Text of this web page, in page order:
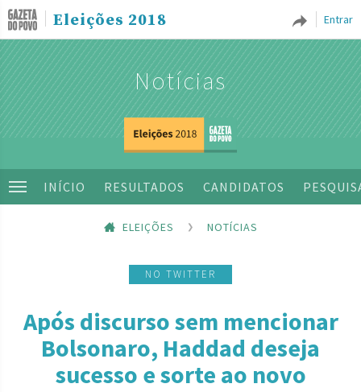
Entrar
Eleições 2018
Notícias
INÍCIO RESULTADOS CANDIDATOS
ELEIÇÕES NOTÍCIAS
NO TWITTER
Após discurso sem mencionar
Bolsonaro, Haddad deseja
sucesso e sorte ao novo